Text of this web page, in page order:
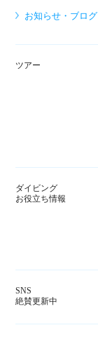
お知らせ・ブログ
ツアー
ダイビング
お役立ち情報
SNS
絶賛更新中